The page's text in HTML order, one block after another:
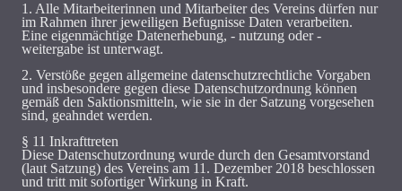
1. Alle Mitarbeiterinnen und Mitarbeiter des Vereins dürfen nur
im Rahmen ihrer jeweiligen Befugnisse Daten verarbeiten.
Eine eigenmächtige Datenerhebung, - nutzung oder -
weitergabe ist unterwagt.
2. Verstöße gegen allgemeine datenschutzrechtliche Vorgaben
und insbesondere gegen diese Datenschutzordnung können
gemäß den Saktionsmitteln, wie sie in der Satzung vorgesehen
sind, geahndet werden.
§ 11 Inkrafttreten
Diese Datenschutzordnung wurde durch den Gesamtvorstand
(laut Satzung) des Vereins am 11. Dezember 2018 beschlossen
und tritt mit sofortiger Wirkung in Kraft.